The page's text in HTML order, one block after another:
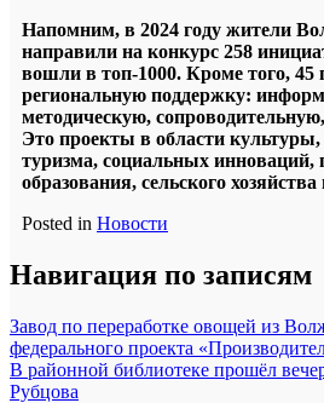
Напомним, в 2024 году жители
направили на конкурс 258
вошли в топ-1000. Кроме того, 45
региональную поддержку:
методическую,
Это проекты в области культуры,
туризма, социальных
образования, сельского
Posted in Новости
Навигация по записям
Завод по переработке овощей из
федерального проекта
В районной библиотеке прошёл
Рубцова